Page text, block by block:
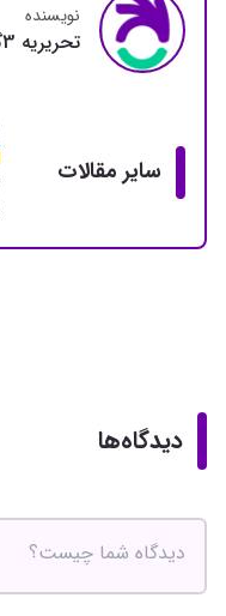
نویسنده
تحريريه 3گام
سایر مقالات
دیدگاه‌ها